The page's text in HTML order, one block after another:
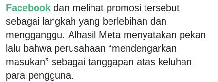
Facebook dan melihat promosi tersebut
sebagai langkah yang berlebihan dan
mengganggu. Alhasil Meta menyatakan pekan
lalu bahwa perusahaan “mendengarkan
masukan” sebagai tanggapan atas keluhan
para pengguna.